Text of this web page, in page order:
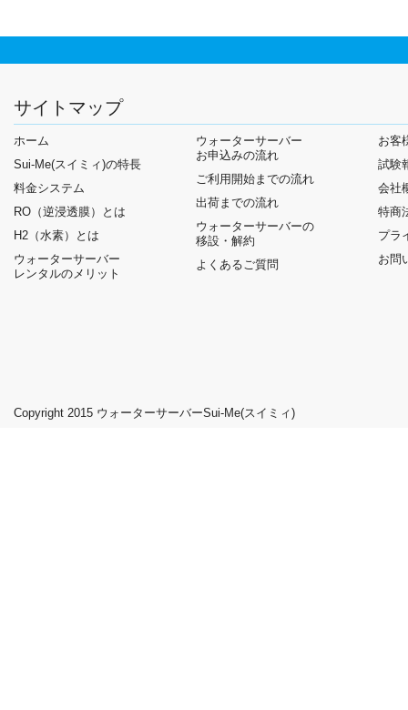
サイトマップ
ホーム
Sui-Me(スイミィ)の特長
料金システム
RO（逆浸透膜）とは
H2（水素）とは
ウォーターサーバー
レンタルのメリット
ウォーターサーバー
お申込みの流れ
ご利用開始までの流れ
出荷までの流れ
ウォーターサーバーの
移設・解約
よくあるご質問
お客
試験
会社
特商
プラ
お問
Copyright 2015 ウォーターサーバーSui-Me(スイミィ)